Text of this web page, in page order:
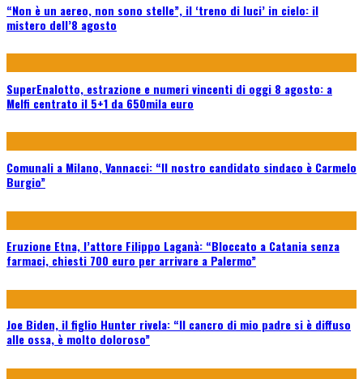
“Non è un aereo, non sono stelle”, il ‘treno di luci’ in cielo: il
mistero dell’8 agosto
SuperEnalotto, estrazione e numeri vincenti di oggi 8 agosto: a
Melfi centrato il 5+1 da 650mila euro
Comunali a Milano, Vannacci: “Il nostro candidato sindaco è Carmelo
Burgio”
Eruzione Etna, l’attore Filippo Laganà: “Bloccato a Catania senza
farmaci, chiesti 700 euro per arrivare a Palermo”
Joe Biden, il figlio Hunter rivela: “Il cancro di mio padre si è diffuso
alle ossa, è molto doloroso”